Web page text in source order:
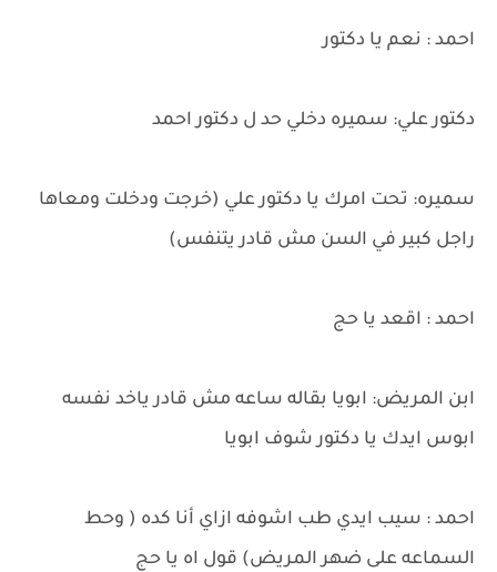
احمد : نعم يا دكتور
دكتور علي: سميره دخلي حد ل دكتور احمد
سميره: تحت امرك يا دكتور علي (خرجت ودخلت ومعاها
راجل كبير في السن مش قادر يتنفس)
احمد : اقعد يا حج
ابن المريض: ابويا بقاله ساعه مش قادر ياخد نفسه
ابوس ايدك يا دكتور شوف ابويا
احمد : سيب ايدي طب اشوفه ازاي أنا كده ( وحط
السماعه على ضهر المريض) قول اه يا حج